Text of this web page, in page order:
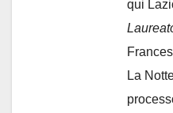
qui
La